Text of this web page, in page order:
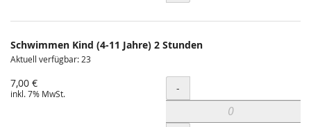
Schwimmen Kind (4-11 Jahre) 2 Stunden
Aktuell verfügbar: 23
7,00 €
inkl. 7% MwSt. Menge
-